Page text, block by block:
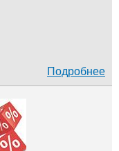
Подробнее